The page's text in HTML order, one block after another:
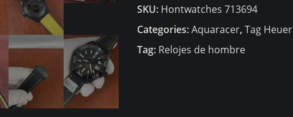
Aquaracer
Calibre
5
SKU: Hontwatches 713694
Categories:Aquaracer, Tag Heuer
Tag: Relojes de hombre